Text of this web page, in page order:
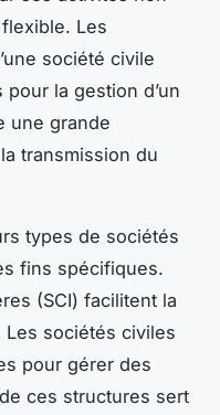
Les
société civile
la gestion d’un
une grande
transmission du
types de sociétés
fins spécifiques.
(SCI) facilitent la
sociétés civiles
pour gérer des
ces structures sert